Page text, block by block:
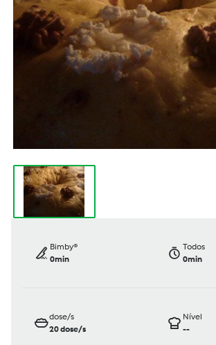
Bimby®
0min
Todos
0min
dose/s
20dose/s
Nível
--